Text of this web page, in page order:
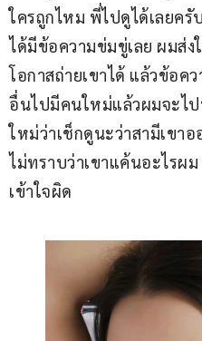
ใครถูกไหม พี่ไปดูได้เลยค
ได้มีข้อความข่มขู่เลย ผมส่ง
โอกาสถ่ายเขาได้ แล้วข้อค
อื่นไปมีคนใหม่แล้วผมจะไ
ใหม่ว่าเช็กดูนะว่าสามีเขา
ไม่ทราบว่าเขาแค้นอะไรผ
เข้าใจผิด